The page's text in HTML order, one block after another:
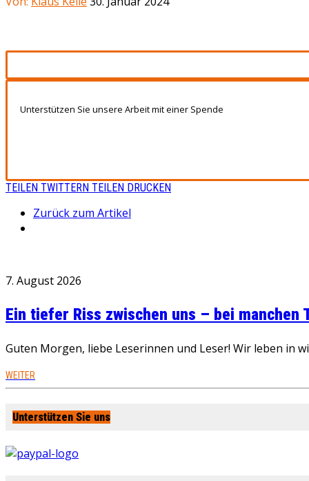
Unterstützen Sie unsere Arbeit mit einer Spende
TEILEN TWITTERN TEILEN DRUCKEN
Zurück zum Artikel
7. August 2026
Ein tiefer Riss zwischen uns – bei
Guten Morgen, liebe Leserinnen und Leser! Wir leben in
WEITER
Unterstützen Sie uns